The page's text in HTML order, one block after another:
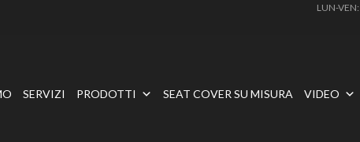
LUN-VEN:
SERVIZI PRODOTTI SEAT COVER SU MISURA VIDEO